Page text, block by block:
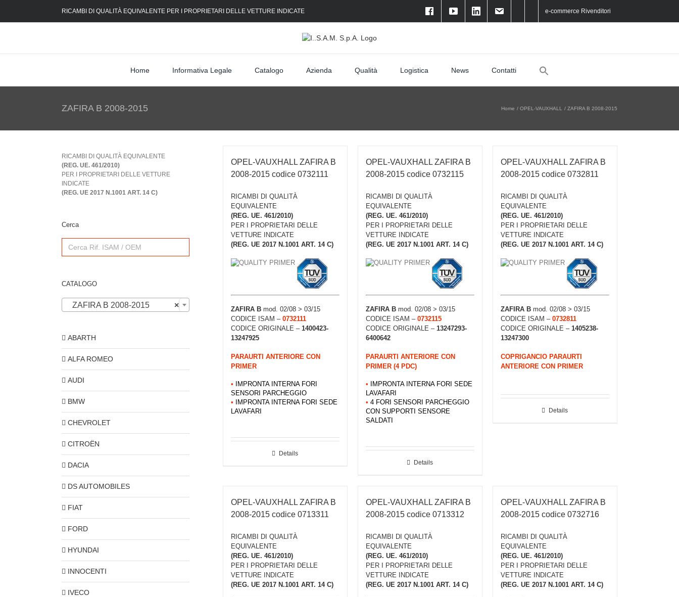
RICAMBI DI QUALITÀ EQUIVALENTE PER I PROPRIETARI DELLE VETTURE INDICATE e-commerce Rivenditori
Home Informativa Legale Catalogo Azienda Qualità Logistica News Contatti
ZAFIRA B 2008-2015 Home OPEL-VAUXHALL ZAFIRA B 2008-2015
OPEL-VAUXHALL ZAFIRA B
2008-2015 codice 0732111
RICAMBI DI QUALITÀ
EQUIVALENTE
(REG. UE. 461/2010)
PER I PROPRIETARI DELLE
VETTURE INDICATE
(REG. UE 2017 N.1001 ART. 14 C)
ZAFIRA B mod. 02/08 > 03/15
CODICE ISAM – 0732111
CODICE ORIGINALE – 1400423-
13247925
PARAURTI ANTERIORE CON
PRIMER
•
IMPRONTA INTERNA FORI
SENSORI PARCHEGGIO
•
IMPRONTA INTERNA FORI SEDE
LAVAFARI
Details
OPEL-VAUXHALL ZAFIRA B
2008-2015 codice 0732115
RICAMBI DI QUALITÀ
EQUIVALENTE
(REG. UE. 461/2010)
PER I PROPRIETARI DELLE
VETTURE INDICATE
(REG. UE 2017 N.1001 ART. 14 C)
ZAFIRA Bmod. 02/08 > 03/15
CODICE ISAM – 0732115
CODICE ORIGINALE – 13247293-
6400642
PARAURTI ANTERIORE CON
PRIMER (4 PDC)
•
IMPRONTA INTERNA FORI SEDE
LAVAFARI
• 4 FORI SENSORI PARCHEGGIO
CON SUPPORTI SENSORE
SALDATI
Details
OPEL-VAUXHALL ZAFIRA B
2008-2015 codice 0732811
RICAMBI DI QUALITÀ
EQUIVALENTE
(REG. UE. 461/2010)
PER I PROPRIETARI DELLE
VETTURE INDICATE
(REG. UE 2017 N.1001 ART. 14 C)
ZAFIRA Bmod. 02/08 > 03/15
CODICE ISAM – 0732811
CODICE ORIGINALE – 1405238-
13247300
COPRIGANCIO PARAURTI
ANTERIORE CON PRIMER
Details
OPEL-VAUXHALL ZAFIRA B
2008-2015 codice 0713311
RICAMBI DI QUALITÀ
EQUIVALENTE
(REG. UE. 461/2010)
PER I PROPRIETARI DELLE
VETTURE INDICATE
(REG. UE 2017 N.1001 ART. 14 C)
OPEL-VAUXHALL ZAFIRA B
2008-2015 codice 0713312
RICAMBI DI QUALITÀ
EQUIVALENTE
(REG. UE. 461/2010)
PER I PROPRIETARI DELLE
VETTURE INDICATE
(REG. UE 2017 N.1001 ART. 14 C)
OPEL-VAUXHALL ZAFIRA B
2008-2015 codice 0732716
RICAMBI DI QUALITÀ
EQUIVALENTE
(REG. UE. 461/2010)
PER I PROPRIETARI DELLE
VETTURE INDICATE
(REG. UE 2017 N.1001 ART. 14 C)
RICAMBI DI QUALITÀ EQUIVALENTE
(REG. UE. 461/2010)
PER I PROPRIETARI DELLE VETTURE
INDICATE
(REG. UE 2017 N.1001 ART. 14 C)
Cerca
Search
for:
CATALOGO
×
ZAFIRA B 2008-2015
ABARTH
ALFA ROMEO
AUDI
BMW
CHEVROLET
CITROËN
DACIA
DS AUTOMOBILES
FIAT
FORD
HYUNDAI
INNOCENTI
IVECO